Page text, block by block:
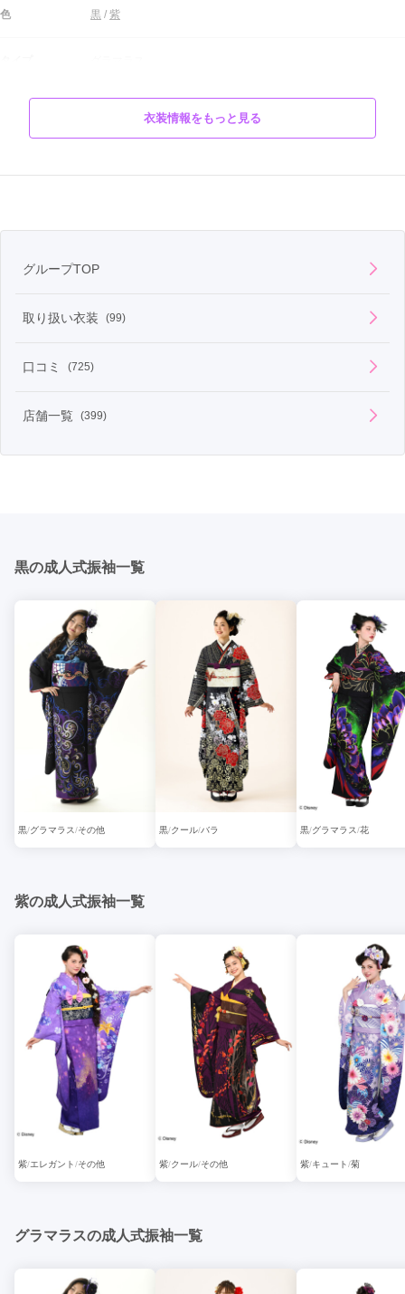
色 黒 / 紫
衣装情報をもっと見る
グループTOP
取り扱い衣装 (99)
口コミ (725)
店舗一覧 (399)
黒の成人式振袖一覧
黒 グラマラス その他 黒 クール バラ 黒 グラマラス 花
紫の成人式振袖一覧
紫 エレガント その他 紫 クール その他 紫 キュート 菊
グラマラスの成人式振袖一覧